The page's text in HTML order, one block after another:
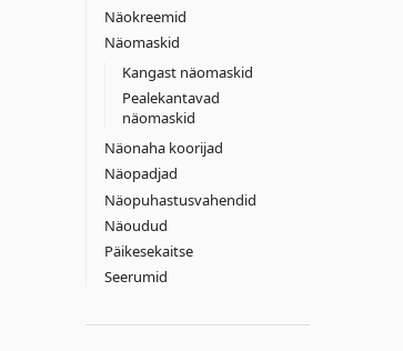
Näokreemid
Näomaskid
Kangast näomaskid
Pealekantavad
näomaskid
Näonaha koorijad
Näopadjad
Näopuhastusvahendid
Näoudud
Päikesekaitse
Seerumid